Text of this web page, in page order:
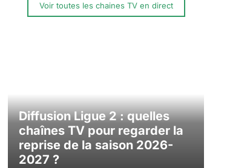
Voir toutes les chaines TV en direct
Diffusion Ligue 2 : quelles
chaînes TV pour regarder la
reprise de la saison 2026-
2027 ?